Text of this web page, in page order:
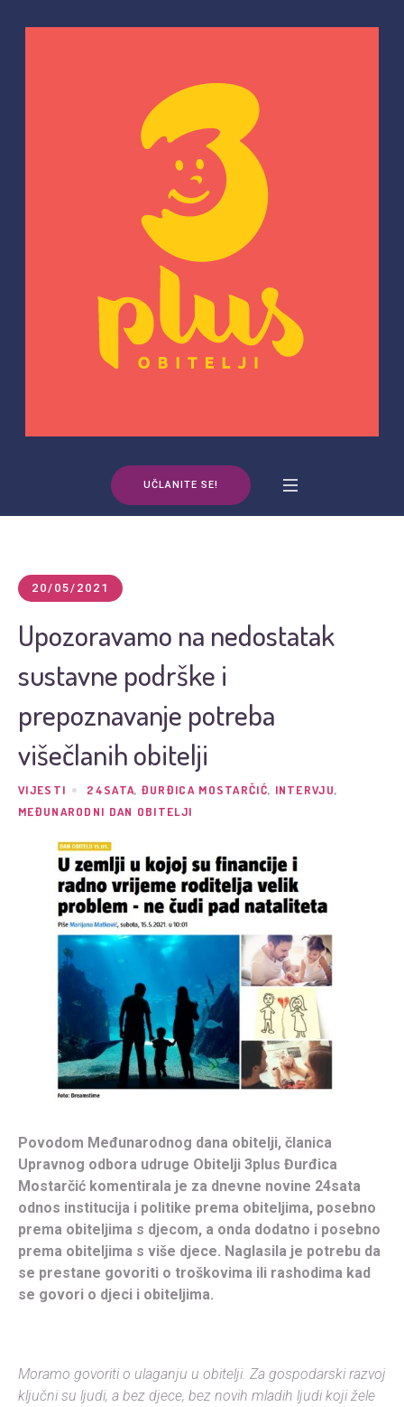
UČLANITE SE!
20/05/2021
Upozoravamo na nedostatak
sustavne podrške i
prepoznavanje potreba
višečlanih obitelji
VIJESTI 24SATA, ĐURĐICA MOSTARČIĆ, INTERVJU,
MEĐUNARODNI DAN OBITELJI
Povodom Međunarodnog dana obitelji, članica
Upravnog odbora udruge Obitelji 3plus Đurđica
Mostarčić komentirala je za dnevne novine 24sata
odnos institucija i politike prema obiteljima, posebno
prema obiteljima s djecom, a onda dodatno i posebno
prema obiteljima s više djece. Naglasila je potrebu da
se prestane govoriti o troškovima ili rashodima kad
se govori o djeci i obiteljima.
Moramo govoriti o ulaganju u obitelji. Za gospodarski razvoj
ključni su ljudi, a bez djece, bez novih mladih ljudi koji žele